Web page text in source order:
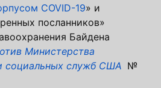
COVID-19» и
посланников»
Байдена
Министерства
социальных служб США №